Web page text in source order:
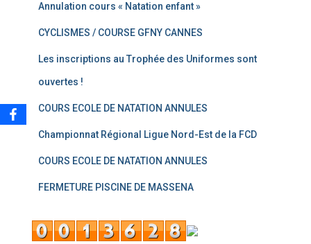
Annulation cours « Natation enfant »
CYCLISMES / COURSE GFNY CANNES
Les inscriptions au Trophée des Uniformes sont
ouvertes !
COURS ECOLE DE NATATION ANNULES
Championnat Régional Ligue Nord-Est de la FCD
COURS ECOLE DE NATATION ANNULES
FERMETURE PISCINE DE MASSENA